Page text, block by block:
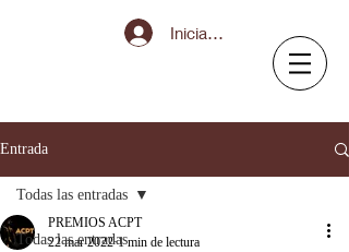
Iniciar sesión
Entrada
Todas las entradas
Todas las entradas
PREMIOS ACPT
22 mar 2022 1 min de lectura